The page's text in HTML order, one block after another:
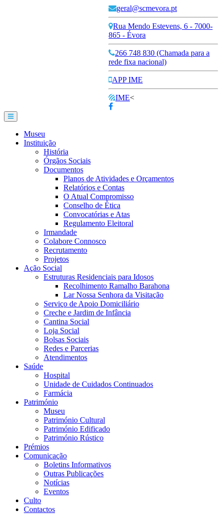
geral@scmevora.pt
Rua Mendo Estevens, 6 - 7000-
865 - Évora
266 748 830 (Chamada para a
rede fixa nacional)
APP IME
IME<
Museu
Instituição
História
Órgãos Sociais
Documentos
Planos de Atividades e Orçamentos
Relatórios e Contas
O Atual Compromisso
Conselho de Ética
Convocatórias e Atas
Regulamento Eleitoral
Irmandade
Colabore Connosco
Recrutamento
Projetos
Ação Social
Estruturas Residenciais para Idosos
Recolhimento Ramalho Barahona
Lar Nossa Senhora da Visitação
Serviço de Apoio Domiciliário
Creche e Jardim de Infância
Cantina Social
Loja Social
Bolsas Sociais
Redes e Parcerias
Atendimentos
Saúde
Hospital
Unidade de Cuidados Continuados
Farmácia
Património
Museu
Património Cultural
Património Edificado
Património Rústico
Prémios
Comunicação
Boletins Informativos
Outras Publicações
Notícias
Eventos
Culto
Contactos